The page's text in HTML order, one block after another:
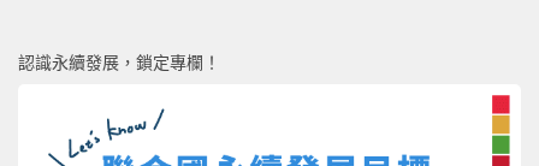
認識永續發展，鎖定專欄！